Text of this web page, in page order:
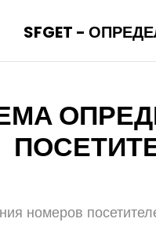
SFGET -
номеров